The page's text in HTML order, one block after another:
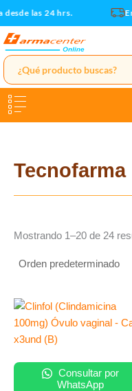
al
contenido
las 24 hrs.
Tecnofarma
Mostrando 1–20 de 24
Consultar por
WhatsApp